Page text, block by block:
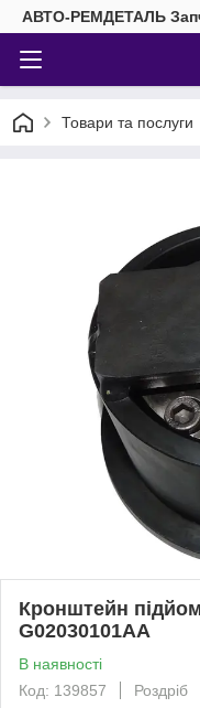
АВТО-РЕМДЕТАЛЬ
Товари та послуги
Кронштейн
G02030101AA
В наявності
Код: 139857
Роздріб